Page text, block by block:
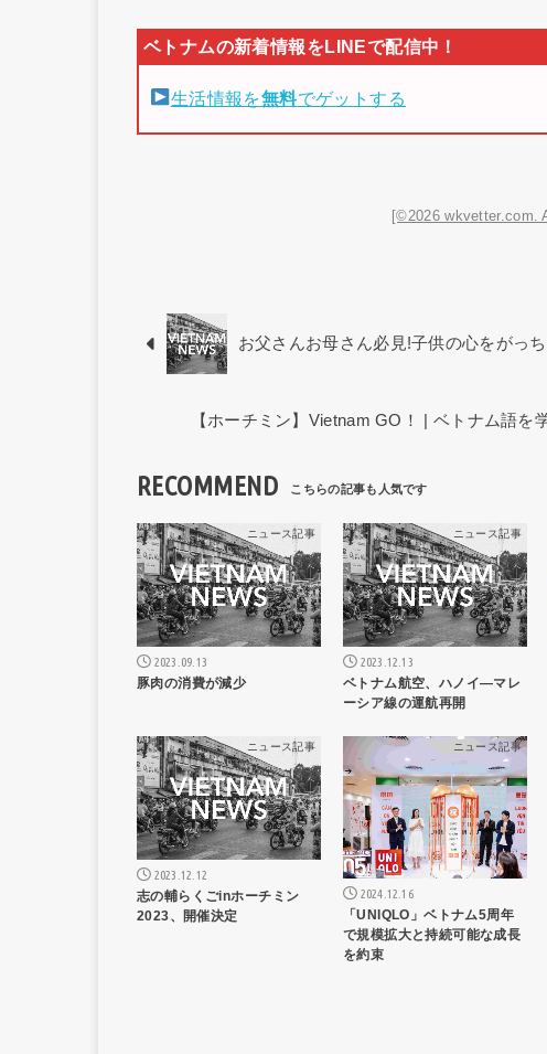
生活情報を無料でゲットする
[©2026 wkvetter.com.
お父さんお母さん必見!子供の心をがっ
【ホーチミン】Vietnam GO！ | ベトナム語
RECOMMEND
ニュース記事
2023.09.13
豚肉の消費が減少
ニュース記事
2023.12.13
ベトナム航空、ハノイ―マレ
ーシア線の運航再開
ニュース記事
2023.12.12
志の輔らくごinホーチミン
2023、開催決定
ニュース記事
2024.12.16
「UNIQLO」ベトナム5周年
で規模拡大と持続可能な成長
を約束